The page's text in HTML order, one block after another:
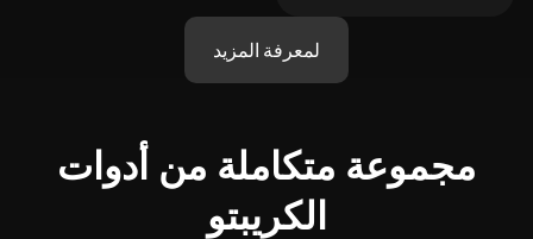
لمعرفة المزيد
مجموعة متكاملة من أدوات
الكريبتو